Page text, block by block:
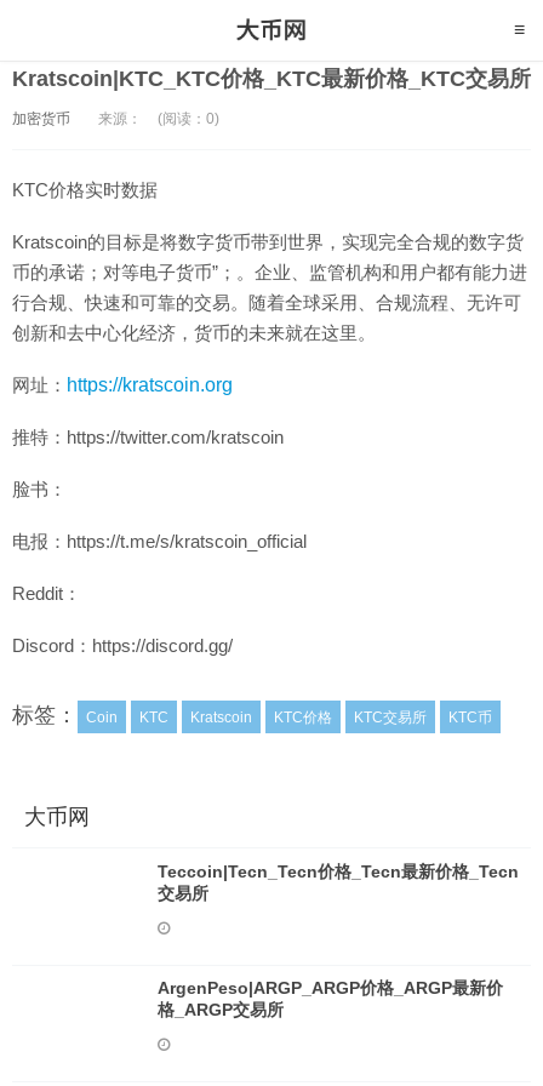
Kratscoin|KTC_KTC价格_KTC最新价格_KTC交易所
加密货币 来源： (阅读：0)
KTC价格实时数据
Kratscoin的目标是将数字货币带到世界，实现完全合规的数字货
币的承诺；对等电子货币”；。企业、监管机构和用户都有能力进
行合规、快速和可靠的交易。随着全球采用、合规流程、无许可
创新和去中心化经济，货币的未来就在这里。
网址： https://kratscoin.org
推特：https://twitter.com/kratscoin
脸书：
电报：https://t.me/s/kratscoin_official
Reddit：
Discord：https://discord.gg/
标签： Coin KTC Kratscoin KTC价格 KTC交易所 KTC币
大币网
Teccoin|Tecn_Tecn价格_Tecn最新价格_Tecn
交易所
ArgenPeso|ARGP_ARGP价格_ARGP最新价
格_ARGP交易所